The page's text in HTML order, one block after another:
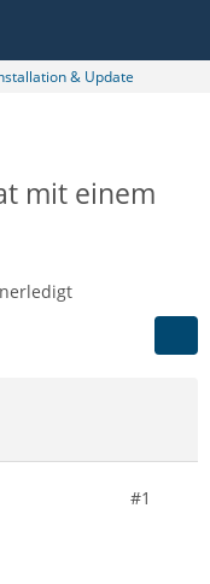
& Update
mit einem
#1